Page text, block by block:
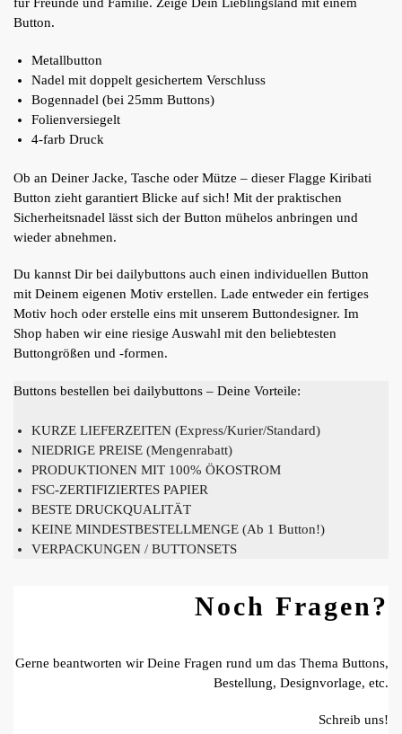
für Freunde und Familie. Zeige Dein Lieblingsland mit einem
Button.
Metallbutton
Nadel mit doppelt gesichertem Verschluss
Bogennadel (bei 25mm Buttons)
Folienversiegelt
4-farb Druck
Ob an Deiner Jacke, Tasche oder Mütze – dieser Flagge Kiribati
Button zieht garantiert Blicke auf sich! Mit der praktischen
Sicherheitsnadel lässt sich der Button mühelos anbringen und
wieder abnehmen.
Du kannst Dir bei dailybuttons auch einen individuellen Button
mit Deinem eigenen Motiv erstellen. Lade entweder ein fertiges
Motiv hoch oder erstelle eins mit unserem Buttondesigner. Im
Shop haben wir eine riesige Auswahl mit den beliebtesten
Buttongrößen und -formen.
Buttons bestellen bei dailybuttons – Deine Vorteile:
KURZE LIEFERZEITEN (Express/Kurier/Standard)
NIEDRIGE PREISE (Mengenrabatt)
PRODUKTIONEN MIT 100% ÖKOSTROM
FSC-ZERTIFIZIERTES PAPIER
BESTE DRUCKQUALITÄT
KEINE MINDESTBESTELLMENGE (Ab 1 Button!)
VERPACKUNGEN / BUTTONSETS
Noch Fragen?
Gerne beantworten wir Deine Fragen rund um das Thema Buttons,
Bestellung, Designvorlage, etc.
Schreib uns!